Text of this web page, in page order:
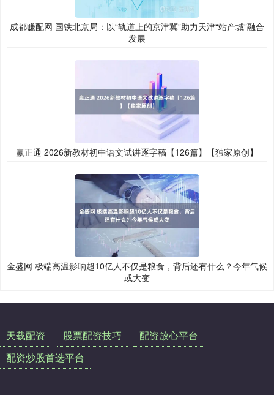
成都赚配网 国铁北京局：以“轨道上的京津冀”助力天津“站产城”融合
发展
赢正通 2026新教材初中语文试讲逐字稿【126篇】【独家原创】
金盛网 极端高温影响超10亿人不仅是粮食，背后还有什么？今年气候
或大变
天载配资 股票配资技巧
配资放心平台
配资炒股首选平台